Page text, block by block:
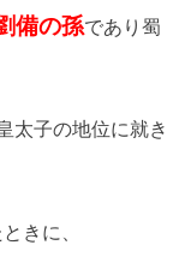
備の孫であり蜀
太子の地位に就き
きに、